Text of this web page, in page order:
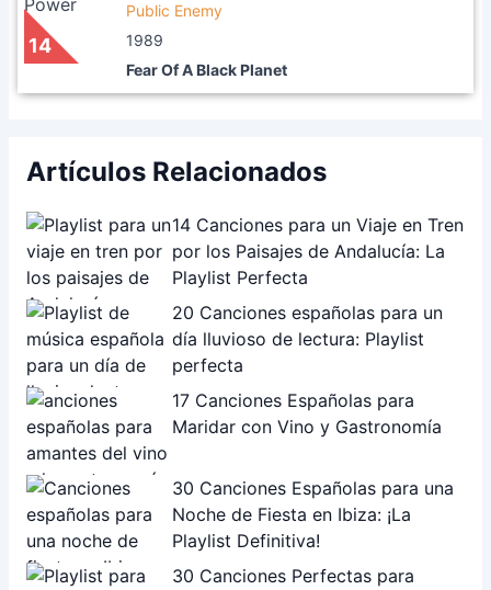
14
Public Enemy
1989
Fear Of A Black Planet
Artículos Relacionados
14 Canciones para un Viaje en Tren
por los Paisajes de Andalucía: La
Playlist Perfecta
20 Canciones españolas para un
día lluvioso de lectura: Playlist
perfecta
17 Canciones Españolas para
Maridar con Vino y Gastronomía
30 Canciones Españolas para una
Noche de Fiesta en Ibiza: ¡La
Playlist Definitiva!
30 Canciones Perfectas para